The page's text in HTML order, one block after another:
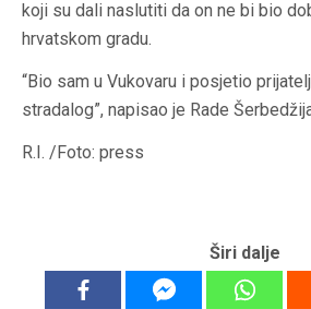
koji su dali naslutiti da on ne bi bio
hrvatskom gradu.
“Bio sam u Vukovaru i posjetio
stradalog”, napisao je Rade
R.I. /Foto: press
Širi dalje